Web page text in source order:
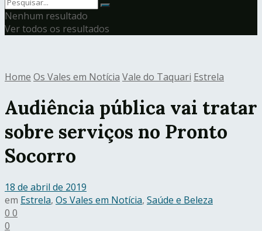
Nenhum resultado
Ver todos os resultados
Home Os Vales em Notícia Vale do Taquari Estrela
Audiência pública vai tratar
sobre serviços no Pronto
Socorro
18 de abril de 2019
em Estrela, Os Vales em Notícia, Saúde e Beleza
0 0
0